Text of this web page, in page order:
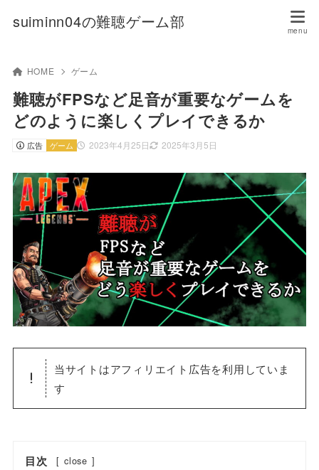
suiminn04の難聴ゲーム部
HOME ゲーム
難聴がFPSなど足音が重要なゲームを
どのように楽しくプレイできるか
広告 2023年4月25日 2025年3月5日
ゲーム
当サイトはアフィリエイト広告を利用していま
す
目次 [ close ]